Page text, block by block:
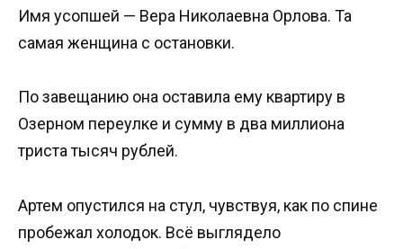
Имя усопшей — Вера Николаевна Орлова. Та
самая женщина с остановки.
По завещанию она оставила ему квартиру в
Озерном переулке и сумму в два миллиона
триста тысяч рублей.
Артем опустился на стул, чувствуя, как по спине
пробежал холодок. Всё выглядело